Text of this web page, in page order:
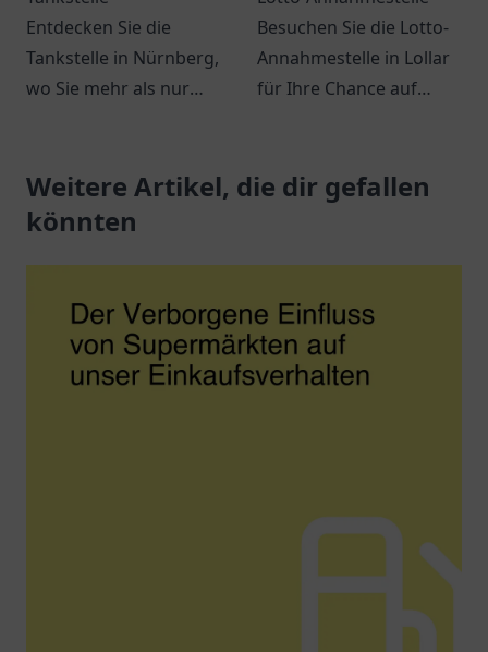
Entdecken Sie die
Tankstelle in Nürnberg,
wo Sie mehr als nur
Dienstleistungen
erwarten Sie.
Besuchen Sie die Lotto-
Annahmestelle in Lollar
für Ihre Chance auf
verwirklichen Sie Ihre
Weitere Artikel, die dir gefallen
könnten